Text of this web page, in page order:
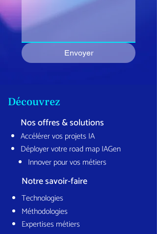
Envoyer
Découvrez
Nos offres & solutions
Déployer votre road map IAGen
Accélérer vos projets IA
Innover pour vos métiers
Notre savoir-faire
Technologies
Expertises métiers
Méthodologies